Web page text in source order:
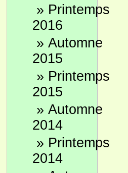
» Printemps
2016
» Automne
2015
» Printemps
2015
» Automne
2014
» Printemps
2014